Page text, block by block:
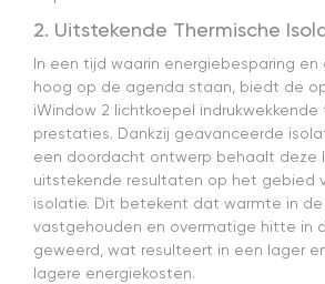
2. Uitstekende Thermische
In een tijd waarin energiebesparing en
hoog op de agenda staan, biedt de
iWindow 2 lichtkoepel indrukwekkende
prestaties. Dankzij geavanceerde
een doordacht ontwerp behaalt deze
uitstekende resultaten op het gebied
isolatie. Dit betekent dat warmte in
vastgehouden en overmatige hitte in
geweerd, wat resulteert in een lager
lagere energiekosten.